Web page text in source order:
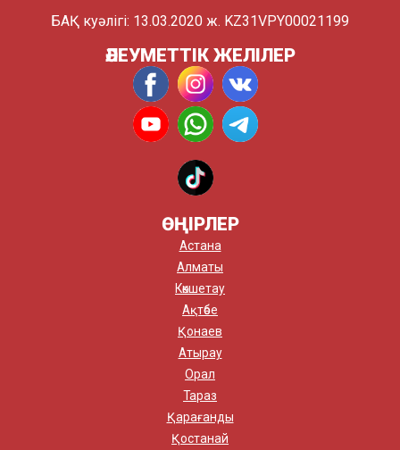
БАҚ куәлігі: 13.03.2020 ж. KZ31VPY00021199
ӘЛЕУМЕТТІК ЖЕЛІЛЕР
ӨҢІРЛЕР
Астана
Алматы
Көкшетау
Ақтөбе
Қонаев
Атырау
Орал
Тараз
Қарағанды
Қостанай